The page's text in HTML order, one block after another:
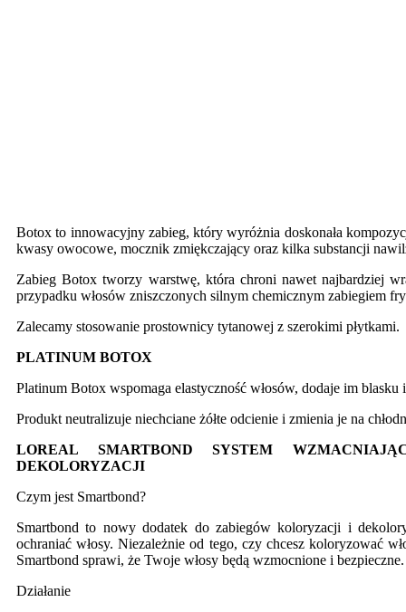
Botox to innowacyjny zabieg, który wyróżnia doskonała
kwasy owocowe, mocznik zmiękczający oraz kilka substancji
Zabieg Botox tworzy warstwę, która chroni nawet najbardziej
przypadku włosów zniszczonych silnym chemicznym zabiegiem
Zalecamy stosowanie prostownicy tytanowej z szerokimi płytkami.
PLATINUM BOTOX
Platinum Botox wspomaga elastyczność włosów, dodaje im
Produkt neutralizuje niechciane żółte odcienie i zmienia je na
LOREAL SMARTBOND SYSTEM
DEKOLORYZACJI
Czym jest Smartbond?
Smartbond to nowy dodatek do zabiegów koloryzacji i
ochraniać włosy. Niezależnie od tego, czy chcesz koloryzować
Smartbond sprawi, że Twoje włosy będą wzmocnione i bezpieczne.
Działanie